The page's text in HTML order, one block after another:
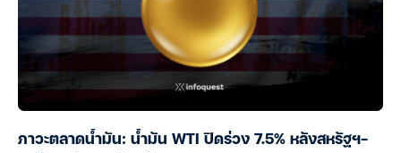
ภาวะตลาดน้ำมัน: น้ำมัน WTI ปิดร่วง 7.5% หลังสหรัฐฯ-